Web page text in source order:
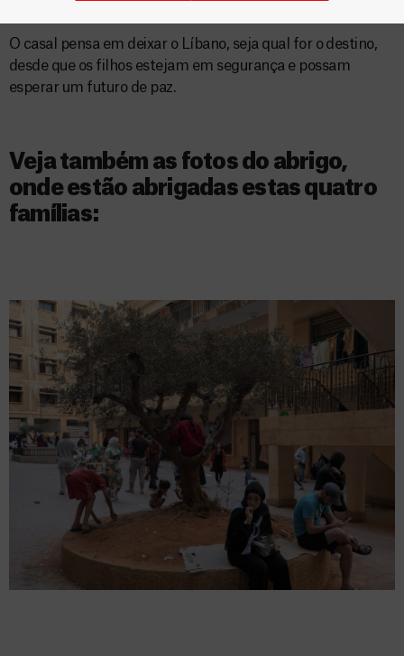
O casal pensa em deixar o Líbano, seja qual for o destino,
desde que os filhos estejam em segurança e possam
esperar um futuro de paz.
Veja também as fotos do abrigo,
onde estão abrigadas estas quatro
famílias: